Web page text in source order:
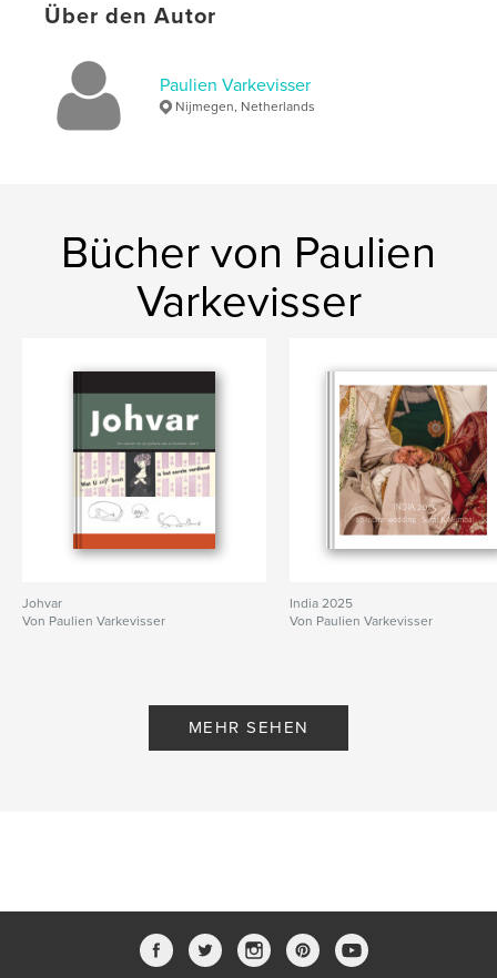
Schlüsselwörter
portfolio
Über den Autor
Paulien Varkevisser
Nijmegen, Netherlands
Bücher von Paulien
Varkevisser
Johvar
Von Paulien Varkevisser
India 2025
Von Paulien Varkevisser
MEHR SEHEN